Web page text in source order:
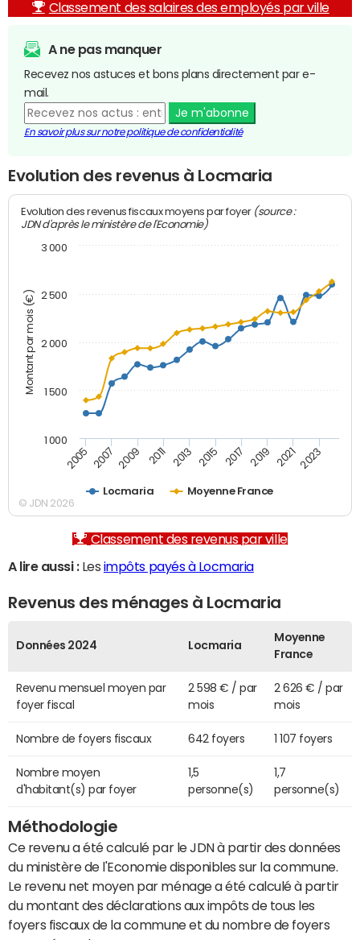
Classement des salaires des employés par ville
A ne pas manquer
Recevez nos astuces et bons plans directement par e-
mail.
Je m'abonne
En savoir plus sur notre politique de confidentialité
Evolution des revenus à Locmaria
Montant par mois (€)
Evolution des revenus fiscaux moyens par foyer (source :
JDN d'après le ministère de l'Economie)
Locmaria Moyenne France
2005 2007 2009 2011 2013 2015 2017 2019 2021 2023
1 000
1 500
2 000
2 500
3 000
© JDN 2026
Classement des revenus par ville
A lire aussi :Les impôts payés à Locmaria
Revenus des ménages à Locmaria
Données 2024 Locmaria
Moyenne
France
Revenu mensuel moyen par
foyer fiscal
2 598 € / par
mois
2 626 € / par
mois
Nombre de foyers fiscaux 642 foyers 1 107 foyers
Nombre moyen
d'habitant(s) par foyer
1,5
personne(s)
1,7
personne(s)
Méthodologie
Ce revenu a été calculé par le JDN à partir des données
du ministère de l'Economie disponibles sur la commune.
Le revenu net moyen par ménage a été calculé à partir
du montant des déclarations aux impôts de tous les
foyers fiscaux de la commune et du nombre de foyers